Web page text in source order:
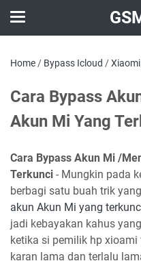
Home / Bypass Icloud /Xiaomi
Cara Bypass
Akun Mi Yang
Cara Bypass Akun Mi /
Terkunci - Mungkin pada
berbagi satu buah trik
akun Akun Mi yang
jadi kebayakan kahus
ketika si pemilik hp xioami
karan lama dan terlalu